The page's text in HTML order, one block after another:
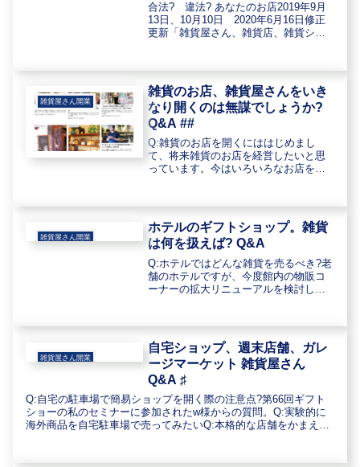
合法? 違法? あなたのお店2019年9月
13日、10月10日 2020年6月16日修正
更新「雑貨屋さん、雑貨店、雑貨ショ
という質問をたびたびいただきます。
熱心で真面...
雑貨屋さん開業
雑貨のお店、雑貨屋さんをいき
なり開くのは無謀でしょうか?
Q&A ##
Q:雑貨のお店を開くにははじめまし
て、将来雑貨のお店を経営したいと思
っています。今はいろいろなお店をみ
分なり勉強はしているのですが会社を
退職して、雑貨ショップでアルバイト
を...
雑貨屋さん開業
ホテルのギフトショップ。雑貨
は何を扱えば? Q&A
Q:ホテルではどんな雑貨を売るべき?老
舗のホテルですが、今度館内の物販コ
ーナーの拡大リニューアルを検討して
特産の食品(銘菓、日本酒他)、工芸品に
関しての品揃えは決定していま...
雑貨屋さん開業
自宅ショップ、週末店舗、ガレ
ージマーケット 雑貨屋さん
Q&A ♯
Q:自宅の駐車場で簡易ショップを開く際の注意点?第66回ギフト
ショーの私のセミナーに参加されたw様からの質問。Q:実験的に
海外商品を自宅駐車場で売ってみたいQ:本格的な店舗をかまえる